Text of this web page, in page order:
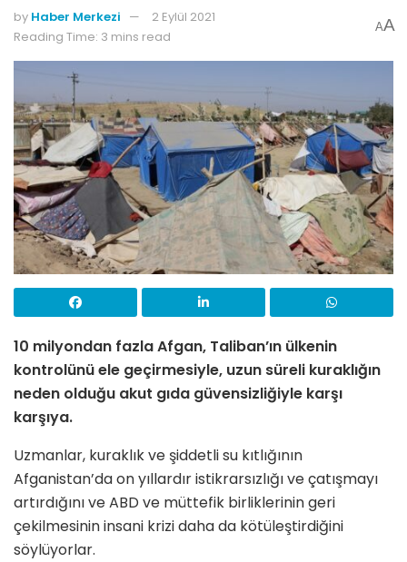
by Haber Merkezi
2 Eylül 2021
Reading Time: 3 mins read
AA
10 milyondan fazla Afgan, Taliban’ın ülkenin
kontrolünü ele geçirmesiyle, uzun süreli kuraklığın
neden olduğu akut gıda güvensizliğiyle karşı
karşıya.
Uzmanlar, kuraklık ve şiddetli su kıtlığının
Afganistan’da on yıllardır istikrarsızlığı ve çatışmayı
artırdığını ve ABD ve müttefik birliklerinin geri
çekilmesinin insani krizi daha da kötüleştirdiğini
söylüyorlar.